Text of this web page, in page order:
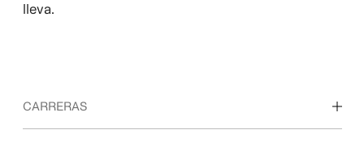
lleva.
CARRERAS